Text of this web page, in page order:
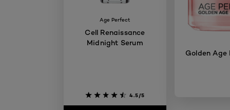
Age Perfect
Cell Renaissance
Midnight Serum
4.5/5
Golden Age